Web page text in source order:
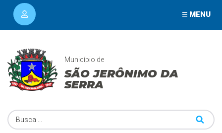
MENU
Município de
SÃO JERÔNIMO DA
SERRA